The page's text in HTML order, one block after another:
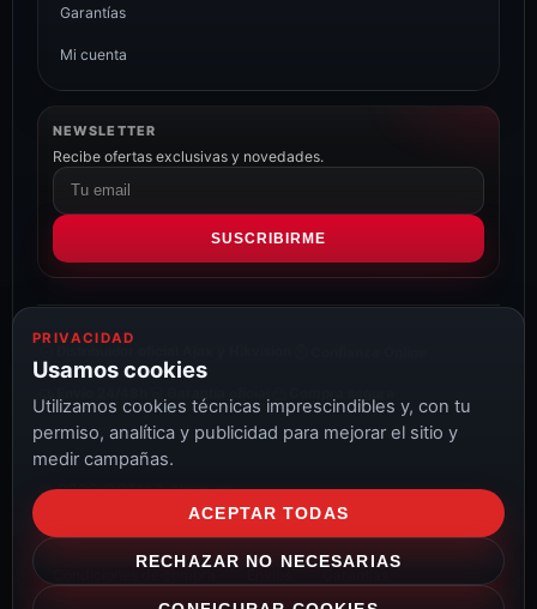
Garantías
Mi cuenta
NEWSLETTER
Recibe ofertas exclusivas y novedades.
Correo
electrónico
SUSCRIBIRME
© 2026 CCTV & Alarmas
PRIVACIDAD
Usamos cookies
Utilizamos cookies técnicas imprescindibles y, con tu
permiso, analítica y publicidad para mejorar el sitio y
medir campañas.
ACEPTAR TODAS
RECHAZAR NO NECESARIAS